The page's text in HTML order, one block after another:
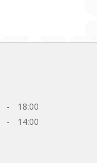
-
18:00
- 14:00